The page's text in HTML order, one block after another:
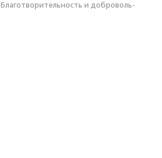
Благотвори­тель­ность и доброволь­